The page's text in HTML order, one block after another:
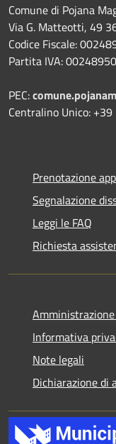
Comune di Pojana
Via G. Matteotti, 49
Codice Fiscale:
Partita IVA:
PEC:
Centralino Unico:
Prenotazione
Segnalazione
Leggi le FAQ
Richiesta
Informativa
Note legali
Dichiarazione di